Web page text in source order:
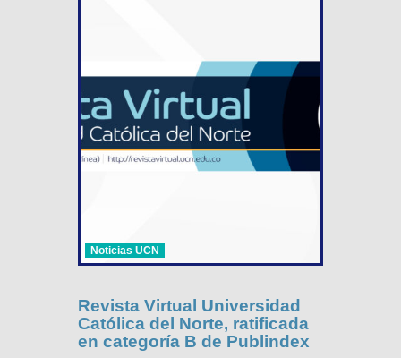
Noticias UCN
Revista Virtual Universidad
Católica del Norte, ratificada
en categoría B de Publindex